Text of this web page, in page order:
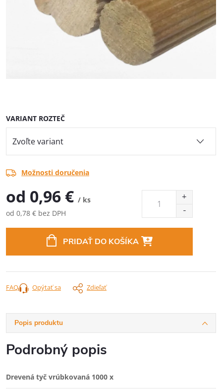
VARIANT ROZTEČ
Možnosti doručenia
od 0,96 € / ks
od 0,78 € bez DPH
PRIDAŤ DO KOŠÍKA
Opýtať sa Zdieľať
FAQ
Popis produktu
Podrobný popis
Drevená tyč vrúbkovaná 1000 x